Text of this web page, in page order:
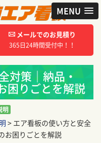
MENU
メールでのお見積り
365日24時間受付中！！
対策｜納品・
困りごとを解説
明
> エア看板の使い方と安全
お困りごとを解説